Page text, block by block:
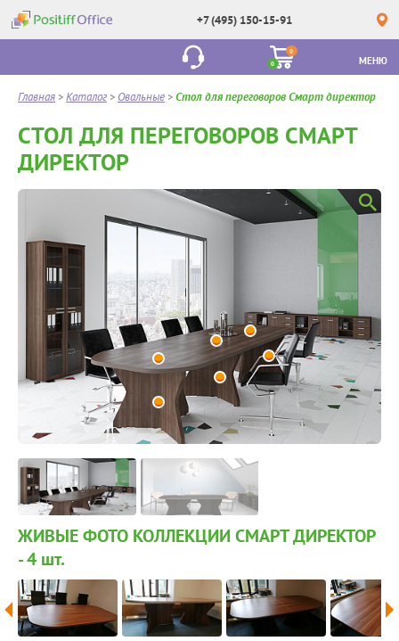
+7 (495) 150-15-91
0
0
МЕНЮ
Главная >Каталог > Овальные >Стол для переговоров Смарт директор
СТОЛ ДЛЯ ПЕРЕГОВОРОВ СМАРТ
ДИРЕКТОР
ЖИВЫЕ ФОТО КОЛЛЕКЦИИ СМАРТ ДИРЕКТОР
- 4 шт.